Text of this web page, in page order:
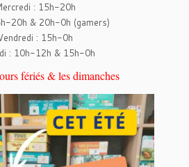
: 15h-20h
20h & 20h-0h (gamers)
: 15h-0h
: 10h-12h & 15h-0h
fériés & les dimanches